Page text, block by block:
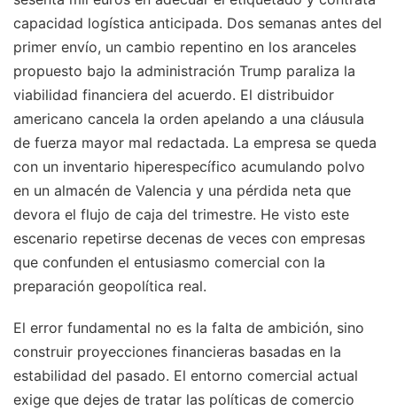
capacidad logística anticipada. Dos semanas antes del
primer envío, un cambio repentino en los aranceles
propuesto bajo la administración Trump paraliza la
viabilidad financiera del acuerdo. El distribuidor
americano cancela la orden apelando a una cláusula
de fuerza mayor mal redactada. La empresa se queda
con un inventario hiperespecífico acumulando polvo
en un almacén de Valencia y una pérdida neta que
devora el flujo de caja del trimestre. He visto este
escenario repetirse decenas de veces con empresas
que confunden el entusiasmo comercial con la
preparación geopolítica real.
El error fundamental no es la falta de ambición, sino
construir proyecciones financieras basadas en la
estabilidad del pasado. El entorno comercial actual
exige que dejes de tratar las políticas de comercio